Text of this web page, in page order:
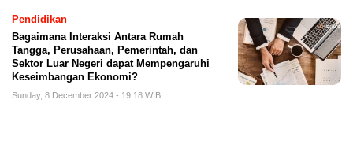
Pendidikan
Bagaimana Interaksi Antara Rumah
Tangga, Perusahaan, Pemerintah, dan
Sektor Luar Negeri dapat Mempengaruhi
Keseimbangan Ekonomi?
Sunday, 8 December 2024 - 19:18 WIB